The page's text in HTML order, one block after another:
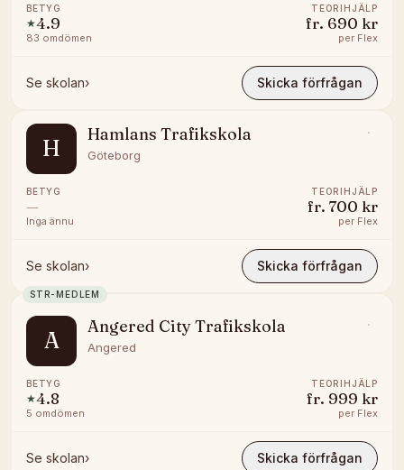
BETYG
★4.9
83 omdömen
TEORIHJÄLP
fr. 690 kr
per Flex
Se skolan› Skicka förfrågan
H
Hamlans Trafikskola
Göteborg
BETYG
—
Inga ännu
TEORIHJÄLP
fr. 700 kr
per Flex
Se skolan› Skicka förfrågan
STR-MEDLEM
A
Angered City Trafikskola
Angered
BETYG
★4.8
5 omdömen
TEORIHJÄLP
fr. 999 kr
per Flex
Se skolan› Skicka förfrågan